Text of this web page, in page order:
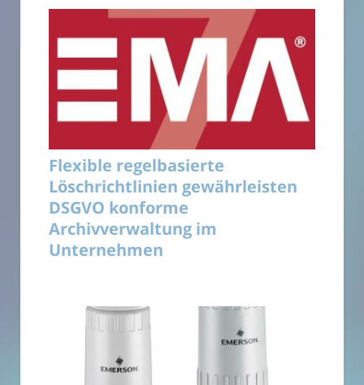
Flexible regelbasierte
Löschrichtlinien gewährleisten
DSGVO konforme
Archivverwaltung im
Unternehmen